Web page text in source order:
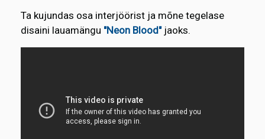
Ta kujundas osa interjöörist ja mõne tegelase
disaini lauamängu "Neon Blood" jaoks.